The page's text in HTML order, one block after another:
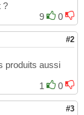
?
9
0
#2
produits aussi
1
0
#3